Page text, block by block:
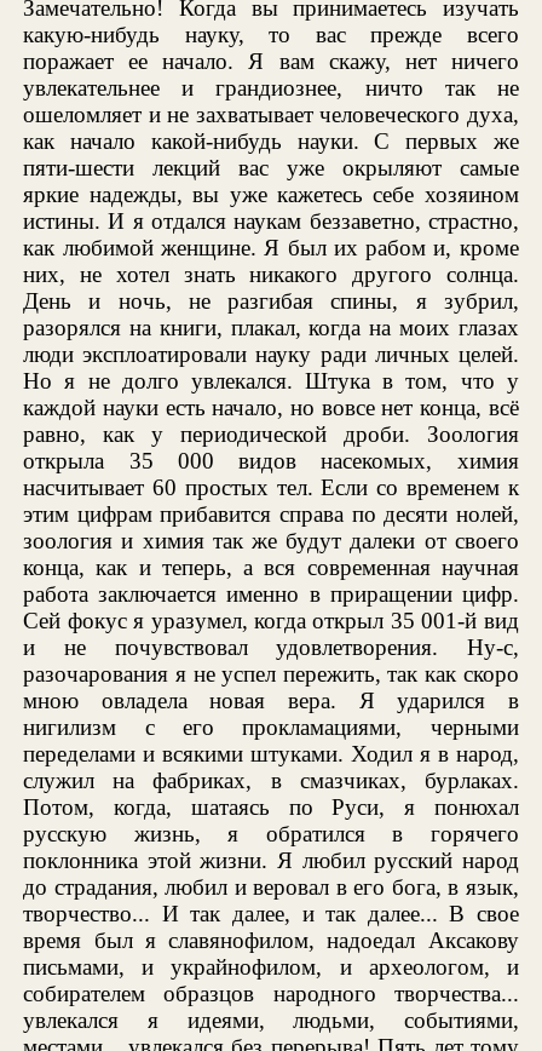
Замечательно! Когда вы принимаетесь изучать
какую-нибудь науку, то вас прежде всего
поражает ее начало. Я вам скажу, нет ничего
увлекательнее и грандиознее, ничто так не
ошеломляет и не захватывает человеческого духа,
как начало какой-нибудь науки. С первых же
пяти-шести лекций вас уже окрыляют самые
яркие надежды, вы уже кажетесь себе хозяином
истины. И я отдался наукам беззаветно, страстно,
как любимой женщине. Я был их рабом и, кроме
них, не хотел знать никакого другого солнца.
День и ночь, не разгибая спины, я зубрил,
разорялся на книги, плакал, когда на моих глазах
люди эксплоатировали науку ради личных целей.
Но я не долго увлекался. Штука в том, что у
каждой науки есть начало, но вовсе нет конца, всё
равно, как у периодической дроби. Зоология
открыла 35 000 видов насекомых, химия
насчитывает 60 простых тел. Если со временем к
этим цифрам прибавится справа по десяти нолей,
зоология и химия так же будут далеки от своего
конца, как и теперь, а вся современная научная
работа заключается именно в приращении цифр.
Сей фокус я уразумел, когда открыл 35 001-й вид
и не почувствовал удовлетворения. Ну-с,
разочарования я не успел пережить, так как скоро
мною овладела новая вера. Я ударился в
нигилизм с его прокламациями, черными
переделами и всякими штуками. Ходил я в народ,
служил на фабриках, в смазчиках, бурлаках.
Потом, когда, шатаясь по Руси, я понюхал
русскую жизнь, я обратился в горячего
поклонника этой жизни. Я любил русский народ
до страдания, любил и веровал в его бога, в язык,
творчество... И так далее, и так далее... В свое
время был я славянофилом, надоедал Аксакову
письмами, и украйнофилом, и археологом, и
собирателем образцов народного творчества...
увлекался я идеями, людьми, событиями,